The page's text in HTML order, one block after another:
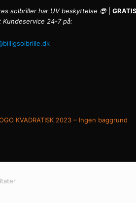
solbriller har UV beskyttelse 😎
Kundeservice 24-7 på:
Sorteret